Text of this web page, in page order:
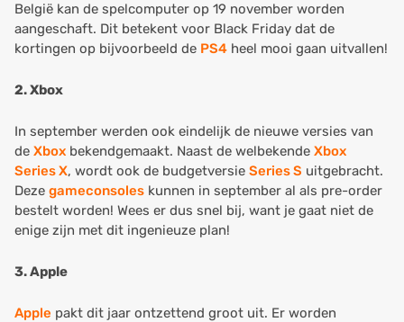
België kan de spelcomputer op 19 november worden
aangeschaft. Dit betekent voor Black Friday dat de
kortingen op bijvoorbeeld de PS4 heel mooi gaan uitvallen!
2. Xbox
In september werden ook eindelijk de nieuwe versies van
de Xbox bekendgemaakt. Naast de welbekende Xbox
Series X, wordt ook de budgetversie Series S uitgebracht.
Deze gameconsoles kunnen in september al als pre-order
bestelt worden! Wees er dus snel bij, want je gaat niet de
enige zijn met dit ingenieuze plan!
3. Apple
Apple pakt dit jaar ontzettend groot uit. Er worden